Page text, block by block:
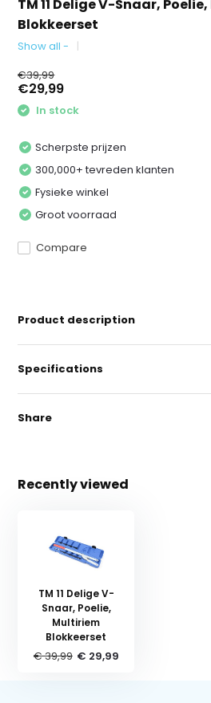
TM 11 Delige V-Snaar,
Blokkeerset
Show all -
€39,99
€29,99
In stock
Scherpste prijzen
300,000+ tevreden klanten
Fysieke winkel
Groot voorraad
Compare
Product description
Specifications
Share
Recently viewed
TM 11 Delige V-
Snaar, Poelie,
Multiriem
Blokkeerset
€ 39,99 € 29,99